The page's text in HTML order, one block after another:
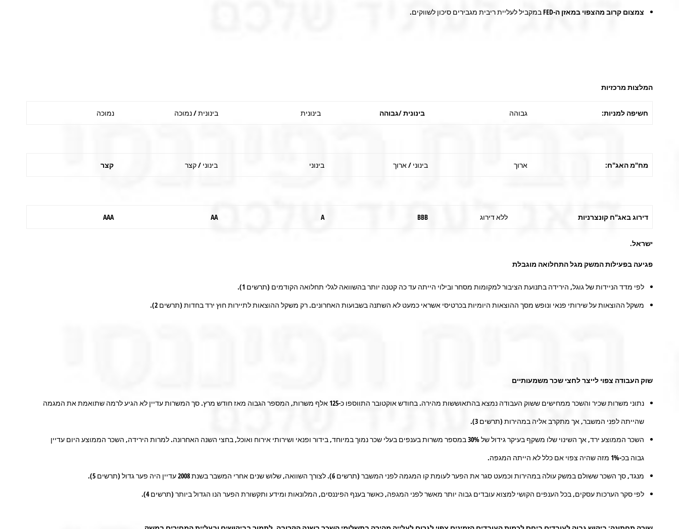
צמצום קרוב מהצפוי במאזן ה-FEDבמקביל לעליית ריבית מגבירים סיכון לשווקים.
המלצות מרכזיות
חשיפה למניות: גבוהה בינונית /גבוהה בינונית בינונית / נמוכה נמוכה
מח"מ האג"ח: ארוך בינוני / ארוך בינוני בינוני / קצר קצר
דירוג באג"ח קונצרניות ללא דירוג BBB
A
AA
AAA
ישראל.
פגיעה בפעילות המשק מגל התחלואה מוגבלת
לפי מדד הניידות של גוגל, הירידה בתנועת הציבור למקומות מסחר ובילוי הייתה עד כה קטנה יותר בהשוואה לגלי תחלואה הקודמים (תרשים 1).
משקל ההוצאות על שירותי פנאי ונופש מסך ההוצאות היומיות בכרטיסי אשראי כמעט לא השתנה בשבועות האחרונים. רק משקל ההוצאות לתיירות חוץ ירד בחדות (תרשים 2).
שוק העבודה צפוי לייצר לחצי שכר משמעותיים
נתוני משרות שכיר והשכר ממחישים ששוק העבודה נמצא בהתאוששות מהירה. בחודש אוקטובר התווספו כ-125 אלף משרות, המספר הגבוה מאז חודש מרץ. סך המשרות עדיין לא הגיע לרמה שתואמת את המגמה
שהייתה לפני המשבר, אך מתקרב אליה במהירות (תרשים 3).
השכר הממוצע ירד, אך השינוי שלו משקף בעיקר גידול של 30% במספר משרות בענפים בעלי שכר נמוך במיוחד, בידור ופנאי ושירותי אירוח ואוכל, בחצי השנה האחרונה. למרות הירידה, השכר הממוצע היום עדיין
גבוה בכ-1% מזה שהיה צפוי אם כלל לא הייתה המגפה.
מנגד, סך השכר ששולם במשק עולה במהירות וכמעט סגר את הפער לעומת קו המגמה לפני המשבר (תרשים 6). לצורך השוואה, שלוש שנים אחרי המשבר בשנת 2008 עדיין היה פער גדול (תרשים 5).
לפי סקר הערכות עסקים, בכל הענפים הקושי למצוא עובדים גבוה יותר מאשר לפני המגפה, כאשר בענף הפיננסים, המלונאות ומידע ותקשורת הפער הנו הגדול ביותר (תרשים 4).